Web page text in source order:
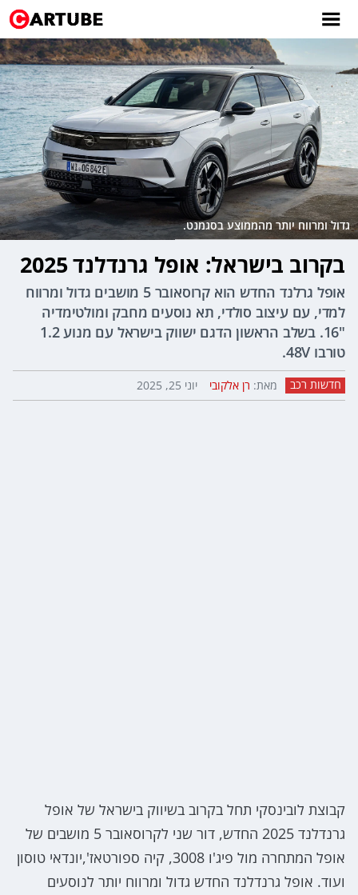
גדול ומרווח יותר מהממוצע בסגמנט.
בקרוב בישראל: אופל גרנדלנד 2025
אופל גרלנד החדש הוא קרוסאובר 5 מושבים גדול ומרווח
למדי, עם עיצוב סולדי, תא נוסעים מחבק ומולטימדיה
"16. בשלב הראשון הדגם ישווק בישראל עם מנוע 1.2
טורבו 48V.
חדשות רכב מאת: רן אלקובי יוני 25, 2025
קבוצת לובינסקי תחל בקרוב בשיווק בישראל של אופל
גרנדלנד 2025 החדש, דור שני לקרוסאובר 5 מושבים של
אופל המתחרה מול פיג'ו 3008, קיה ספורטאז',יונדאי טוסון
ועוד. אופל גרנדלנד החדש גדול ומרווח יותר לנוסעים